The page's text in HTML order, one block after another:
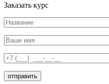
Заказать курс